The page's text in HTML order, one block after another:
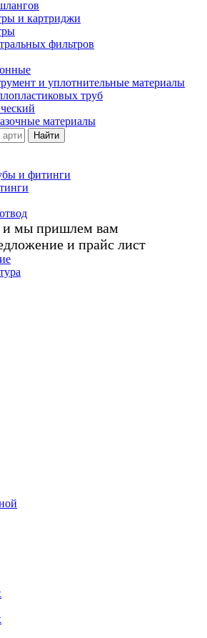
и картриджи
фильтров
и уплотнительные материалы
труб
материалы
Найти
и фитинги
и мы пришлем вам
и прайс лист